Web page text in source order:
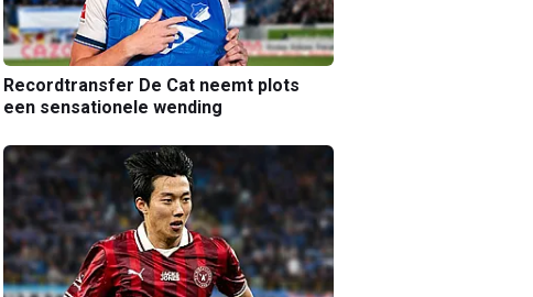
Recordtransfer De Cat neemt plots
een sensationele wending